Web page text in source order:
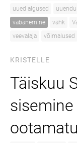
uued algused
vabanemine
vähk
veevalaja
võimalused
KRISTELLE
Täiskuu